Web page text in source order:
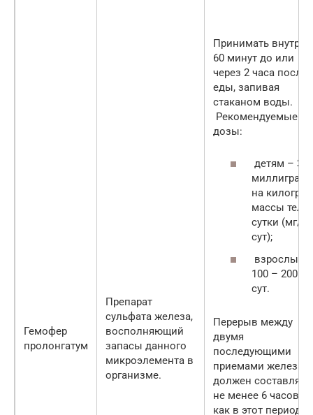
Гемофер
пролонгатум
Препарат
сульфата железа,
восполняющий
запасы данного
микроэлемента в
организме.
Принимать внутрь,
60 минут до или
через 2 часа после
еды, запивая
стаканом воды.
Рекомендуемые
дозы:
детям – 3
на
массы тела
сутки (мг/
сут);
взрослым
100 – 200
сут.
Перерыв между
двумя
последующими
приемами железа
должен составлять
не менее 6 часов,
как в этот период